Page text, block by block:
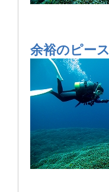
余裕のピース